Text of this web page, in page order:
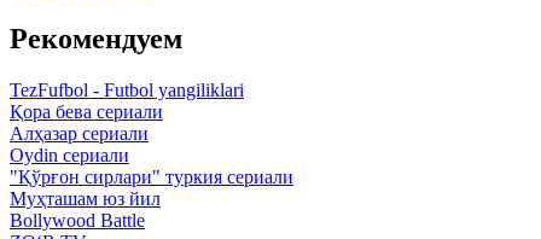
Рекомендуем
TezFufbol - Futbol yangiliklari
Қора бева сериали
Алҳазар сериали
Oydin сериали
"Қўрғон сирлари" туркия сериали
Муҳташам юз йил
Bollywood Battle